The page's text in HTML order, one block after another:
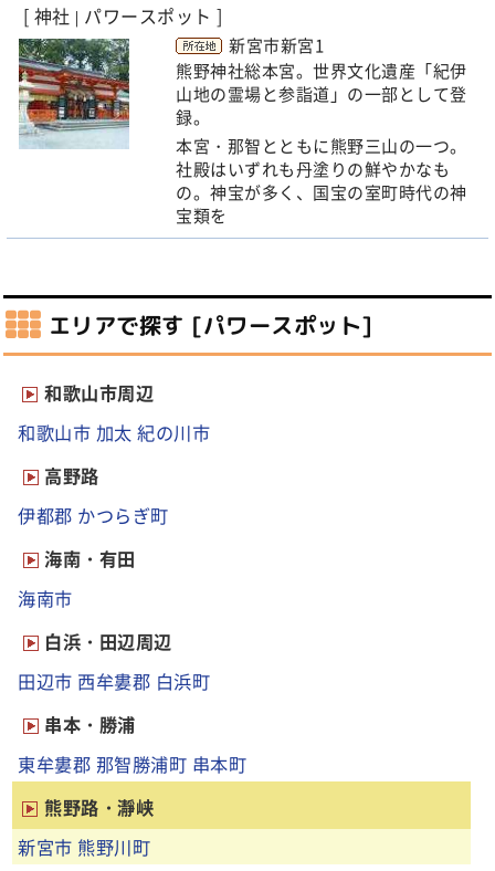
[ 神社 | パワースポット ]
新宮市新宮1
熊野神社総本宮。世界文化遺産「紀伊
山地の霊場と参詣道」の一部として登
録。
本宮・那智とともに熊野三山の一つ。
社殿はいずれも丹塗りの鮮やかなも
の。神宝が多く、国宝の室町時代の神
宝類を
エリアで探す [パワースポット]
和歌山市周辺
和歌山市 加太 紀の川市
高野路
伊都郡 かつらぎ町
海南・有田
海南市
白浜・田辺周辺
田辺市 西牟婁郡 白浜町
串本・勝浦
東牟婁郡 那智勝浦町 串本町
熊野路・瀞峡
新宮市 熊野川町